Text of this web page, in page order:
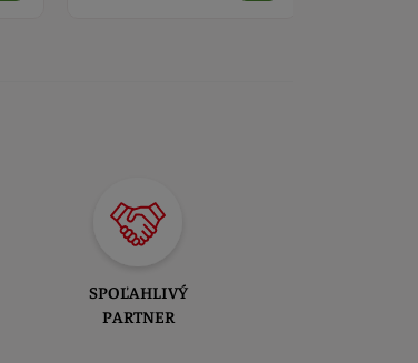
SPOĽAHLIVÝ
PARTNER